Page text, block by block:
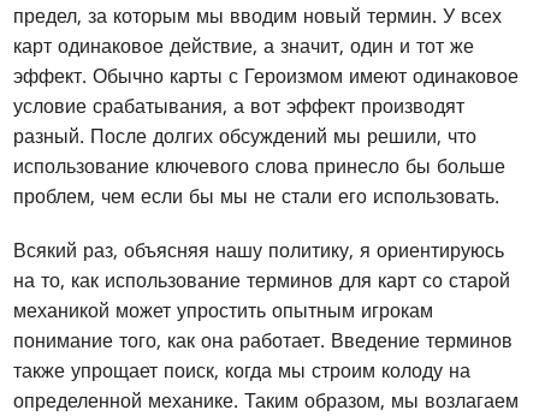
предел, за которым мы вводим новый термин. У всех
карт одинаковое действие, а значит, один и тот же
эффект. Обычно карты с Героизмом имеют одинаковое
условие срабатывания, а вот эффект производят
разный. После долгих обсуждений мы решили, что
использование ключевого слова принесло бы больше
проблем, чем если бы мы не стали его использовать.
Всякий раз, объясняя нашу политику, я ориентируюсь
на то, как использование терминов для карт со старой
механикой может упростить опытным игрокам
понимание того, как она работает. Введение терминов
также упрощает поиск, когда мы строим колоду на
определенной механике. Таким образом, мы возлагаем